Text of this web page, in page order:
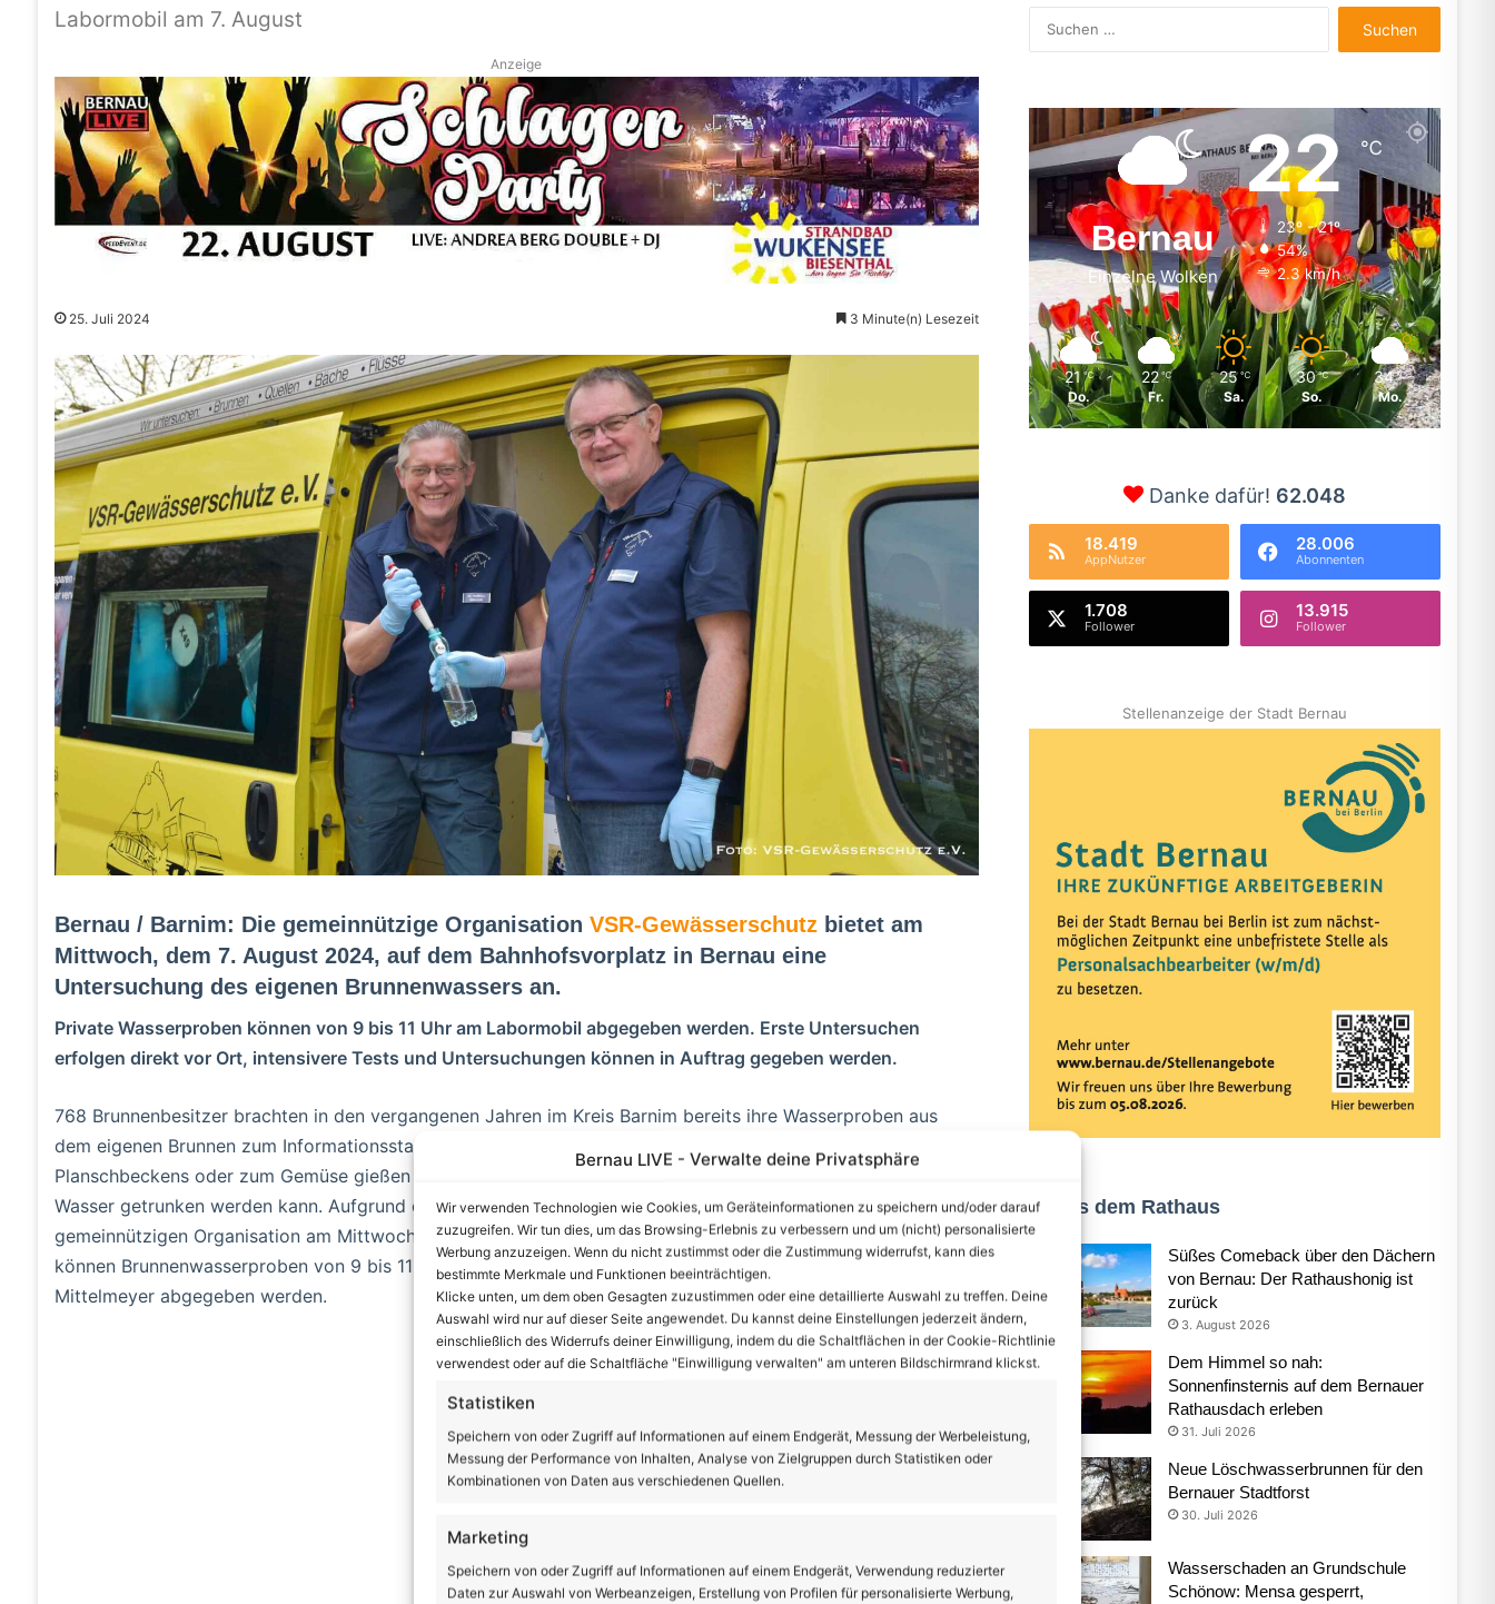
Bernau LIVE - Verwalte deine Privatsphäre
Wir verwenden Technologien wie Cookies, um Geräteinformationen zu speichern und/oder darauf
zuzugreifen. Wir tun dies, um das Browsing-Erlebnis zu verbessern und um (nicht) personalisierte
Werbung anzuzeigen. Wenn du nicht zustimmst oder die Zustimmung widerrufst, kann dies
bestimmte Merkmale und Funktionen beeinträchtigen.
Klicke unten, um dem oben Gesagten zuzustimmen oder eine detaillierte Auswahl zu treffen. Deine
Auswahl wird nur auf dieser Seite angewendet. Du kannst deine Einstellungen jederzeit ändern,
einschließlich des Widerrufs deiner Einwilligung, indem du die Schaltflächen in der Cookie-Richtlinie
verwendest oder auf die Schaltfläche "Einwilligung verwalten" am unteren Bildschirmrand klickst.
Statistiken
Speichern von oder Zugriff auf Informationen auf einem Endgerät, Messung der Werbeleistung,
Messung der Performance von Inhalten, Analyse von Zielgruppen durch Statistiken oder
Kombinationen von Daten aus verschiedenen Quellen.
Marketing
Speichern von oder Zugriff auf Informationen auf einem Endgerät, Verwendung reduzierter
Daten zur Auswahl von Werbeanzeigen, Erstellung von Profilen für personalisierte Werbung,
Labormobil am 7. August
Anzeige
25. Juli 2024 3 Minute(n) Lesezeit
Bernau / Barnim: Die gemeinnützige Organisation VSR-Gewässerschutzbietet am
Mittwoch, dem 7. August 2024, auf dem Bahnhofsvorplatz in Bernau eine
Untersuchung des eigenen Brunnenwassers an.
Private Wasserproben können von 9 bis 11 Uhr am Labormobil abgegeben werden. Erste Untersuchen
erfolgen direkt vor Ort, intensivere Tests und Untersuchungen können in Auftrag gegeben werden.
768 Brunnenbesitzer brachten in den vergangenen Jahren im Kreis Barnim bereits ihre Wasserproben aus
dem eigenen Brunnen zum Informationsstand. Sie wollten wissen, ob ihr Brunnenwasser zum Befüllen eines
Planschbeckens oder zum Gemüse gießen geeignet ist. Manche interessierten sich aber auch dafür, ob das
Wasser getrunken werden kann. Aufgrund der bisher guten Bürgerbeteiligung hält das gelbe Labormobil der
gemeinnützigen Organisation am Mittwoch, dem 7. August 2024 auf dem Bahnhofsvorplatz in Bernau. Dort
können Brunnenwasserproben von 9 bis 11 Uhr bei Matthias Ahlbrecht und dem Ehrenamtler Arno
Mittelmeyer abgegeben werden.
Anzeige
nach:
Bernau
Einzelne Wolken
22℃
23º - 21º
54%
2.3 km/h
21 ℃
Do.
22 ℃
Fr.
25 ℃
Sa.
30 ℃
So.
34 ℃
Mo.
Danke dafür! 62.048
18.419
AppNutzer
28.006
Abonnenten
1.708
Follower
13.915
Follower
Stellenanzeige der Stadt Bernau
Aus dem Rathaus
Süßes Comeback über den Dächern
von Bernau: Der Rathaushonig ist
zurück
3. August 2026
Dem Himmel so nah:
Sonnenfinsternis auf dem Bernauer
Rathausdach erleben
31. Juli 2026
Neue Löschwasserbrunnen für den
Bernauer Stadtforst
30. Juli 2026
Wasserschaden an Grundschule
Schönow: Mensa gesperrt,